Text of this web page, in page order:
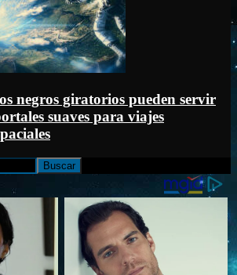
negros giratorios pueden servir
suaves para viajes